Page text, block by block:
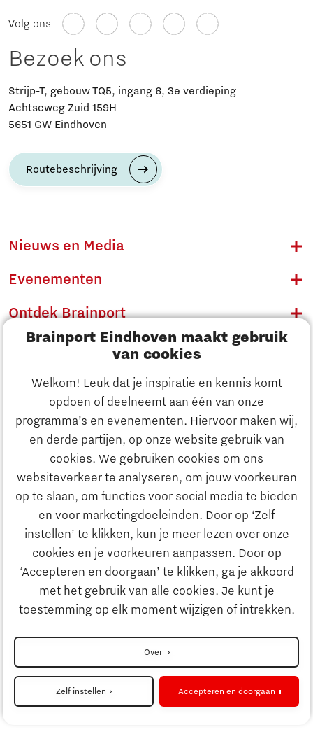
Brainport Eindhoven maakt gebruik
van cookies
Welkom! Leuk dat je inspiratie en kennis komt
opdoen of deelneemt aan één van onze
programma’s en evenementen. Hiervoor maken wij,
en derde partijen, op onze website gebruik van
cookies. We gebruiken cookies om ons
websiteverkeer te analyseren, om jouw voorkeuren
op te slaan, om functies voor social media te bieden
en voor marketingdoeleinden. Door op ‘Zelf
instellen’ te klikken, kun je meer lezen over onze
cookies en je voorkeuren aanpassen. Door op
‘Accepteren en doorgaan’ te klikken, ga je akkoord
met het gebruik van alle cookies. Je kunt je
toestemming op elk moment wijzigen of intrekken.
Over
Zelf instellen Accepteren en doorgaan
Ontdek Brainport
Innovatie
Ondernemen
Onderwijs
Strategie & Organisatie
Volg ons
Bezoek ons
Strijp-T, gebouw TQ5, ingang 6, 3e verdieping
Achtseweg Zuid 159H
5651 GW Eindhoven
Routebeschrijving
Nieuws en Media
Evenementen
Ontdek Brainport
Innovatie
Ondernemen
Onderwijs
Maatschappelijk
Strategie & Organisatie
Zoeken
Contact
Naar internationale website
Privacyverklaring
Cookieinstellingen